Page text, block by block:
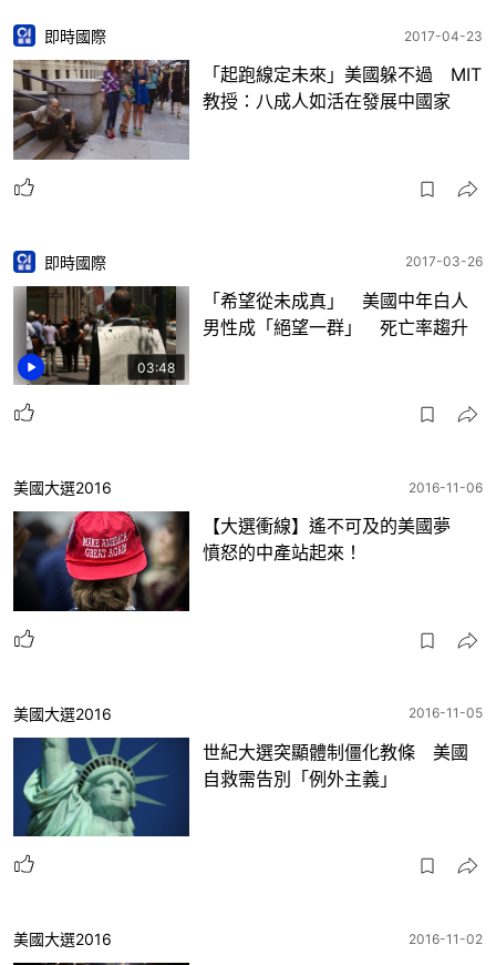
即時國際 2017-04-23
「起跑線定未來」美國躲不過 MIT
教授：八成人如活在發展中國家
03:48
即時國際 2017-03-26
「希望從未成真」 美國中年白人
男性成「絕望一群」 死亡率趨升
美國大選2016 2016-11-06
【大選衝線】遙不可及的美國夢
憤怒的中產站起來！
美國大選2016 2016-11-05
世紀大選突顯體制僵化教條 美國
自救需告別「例外主義」
美國大選2016 2016-11-02